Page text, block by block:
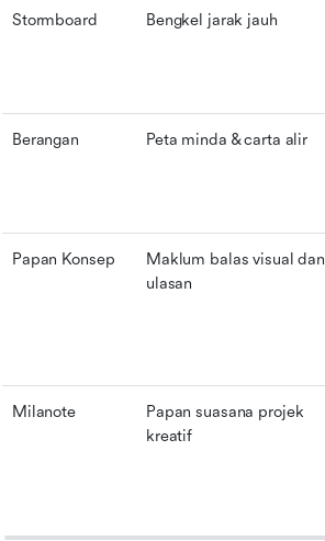
Stormboard Bengkel jarak jauh
Berangan Peta minda & carta alir
Papan Konsep
Maklum balas visual dan
ulasan
Milanote
Papan suasana projek
kreatif